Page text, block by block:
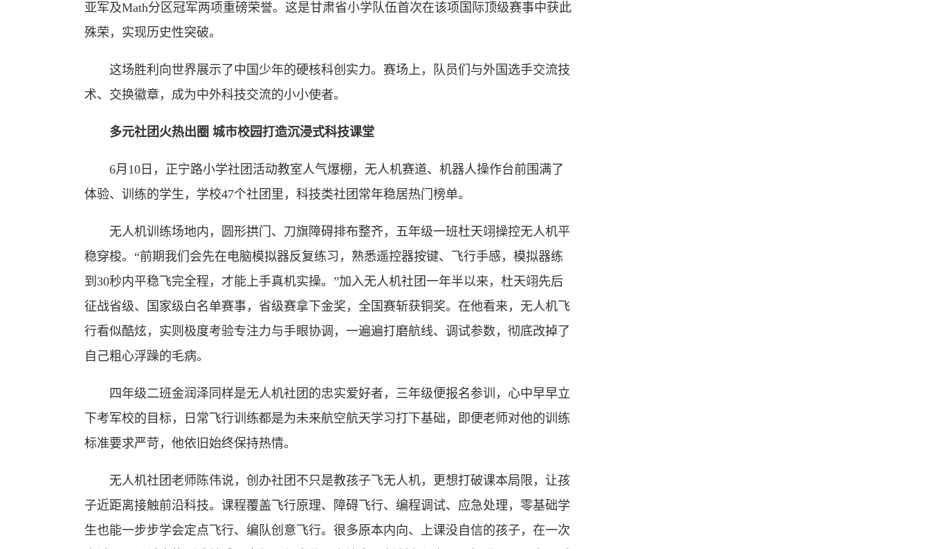
亚军及Math分区冠军两项重磅荣誉。这是甘肃省小学队伍首次在该项国际顶级赛事中获此
殊荣，实现历史性突破。
这场胜利向世界展示了中国少年的硬核科创实力。赛场上，队员们与外国选手交流技
术、交换徽章，成为中外科技交流的小小使者。
多元社团火热出圈 城市校园打造沉浸式科技课堂
6月10日，正宁路小学社团活动教室人气爆棚，无人机赛道、机器人操作台前围满了
体验、训练的学生，学校47个社团里，科技类社团常年稳居热门榜单。
无人机训练场地内，圆形拱门、刀旗障碍排布整齐，五年级一班杜天翊操控无人机平
稳穿梭。“前期我们会先在电脑模拟器反复练习，熟悉遥控器按键、飞行手感，模拟器练
到30秒内平稳飞完全程，才能上手真机实操。”加入无人机社团一年半以来，杜天翊先后
征战省级、国家级白名单赛事，省级赛拿下金奖，全国赛斩获铜奖。在他看来，无人机飞
行看似酷炫，实则极度考验专注力与手眼协调，一遍遍打磨航线、调试参数，彻底改掉了
自己粗心浮躁的毛病。
四年级二班金润泽同样是无人机社团的忠实爱好者，三年级便报名参训，心中早早立
下考军校的目标，日常飞行训练都是为未来航空航天学习打下基础，即便老师对他的训练
标准要求严苛，他依旧始终保持热情。
无人机社团老师陈伟说，创办社团不只是教孩子飞无人机，更想打破课本局限，让孩
子近距离接触前沿科技。课程覆盖飞行原理、障碍飞行、编程调试、应急处理，零基础学
生也能一步步学会定点飞行、编队创意飞行。很多原本内向、上课没自信的孩子，在一次